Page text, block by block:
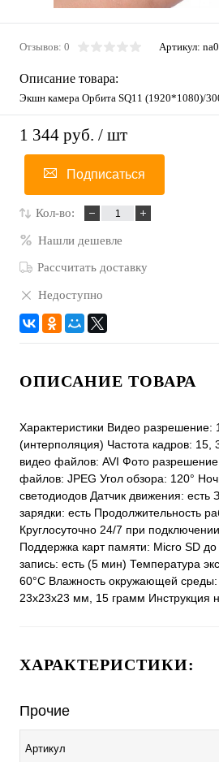
Отзывов: 0 Артикул:
Описание товара:
Экшн камера Орбита SQ11 (1920*1080)/
1 344 руб. / шт
Подписаться
Кол-во:
Нашли дешевле
Рассчитать доставку
Недоступно
ОПИСАНИЕ ТОВАРА
Характеристики Видео разрешение:
(интерполяция) Частота кадров: 15,
видео файлов: AVI Фото
файлов: JPEG Угол обзора: 120°
светодиодов Датчик движения: есть
зарядки: есть Продолжительность
Круглосуточно 24/7 при
Поддержка карт памяти: Micro SD
запись: есть (5 мин) Температура
60°С Влажность окружающей
23x23x23 мм, 15 грамм Инструкция
ХАРАКТЕРИСТИКИ:
Прочие
Артикул